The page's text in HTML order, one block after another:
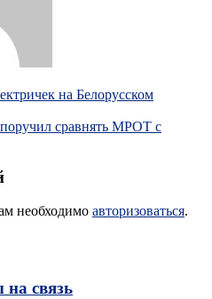
на Белорусском
сравнять МРОТ с
необходимо авторизоваться.
на связь